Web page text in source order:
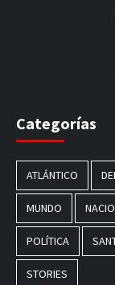
Categorías
ATLÁNTICO
MUNDO
POLÍTICA
STORIES